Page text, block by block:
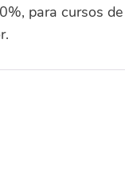
para cursos